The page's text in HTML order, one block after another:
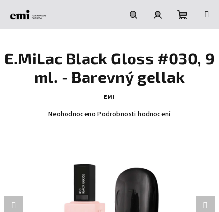
HledatPřihlášeníNákupní
košík
E.MiLac Black Gloss #030, 9
ml. - Barevný gellak
EMI
Průměrné
hvězdiček.
Neohodnoceno Podrobnosti hodnocení